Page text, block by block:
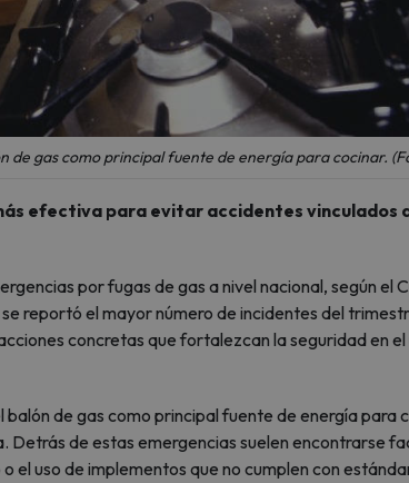
de gas como principal fuente de energía para cocinar.
efectiva para evitar accidentes vinculados
por fugas de gas a nivel nacional, según el
reportó el mayor número de incidentes del
concretas que fortalezcan la seguridad en
balón de gas como principal fuente de energía para
Detrás de estas emergencias suelen encontrarse
uso de implementos que no cumplen con